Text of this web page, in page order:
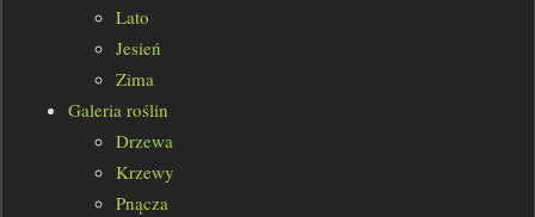
Lato
Jesień
Zima
Galeria roślin
Drzewa
Krzewy
Pnącza